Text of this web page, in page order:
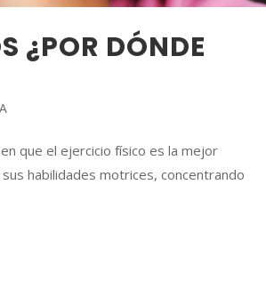
¿POR DÓNDE
que el ejercicio físico es la mejor
habilidades motrices, concentrando